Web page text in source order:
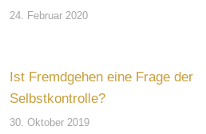
24. Februar 2020
Ist Fremdgehen eine Frage der
Selbstkontrolle?
30. Oktober 2019